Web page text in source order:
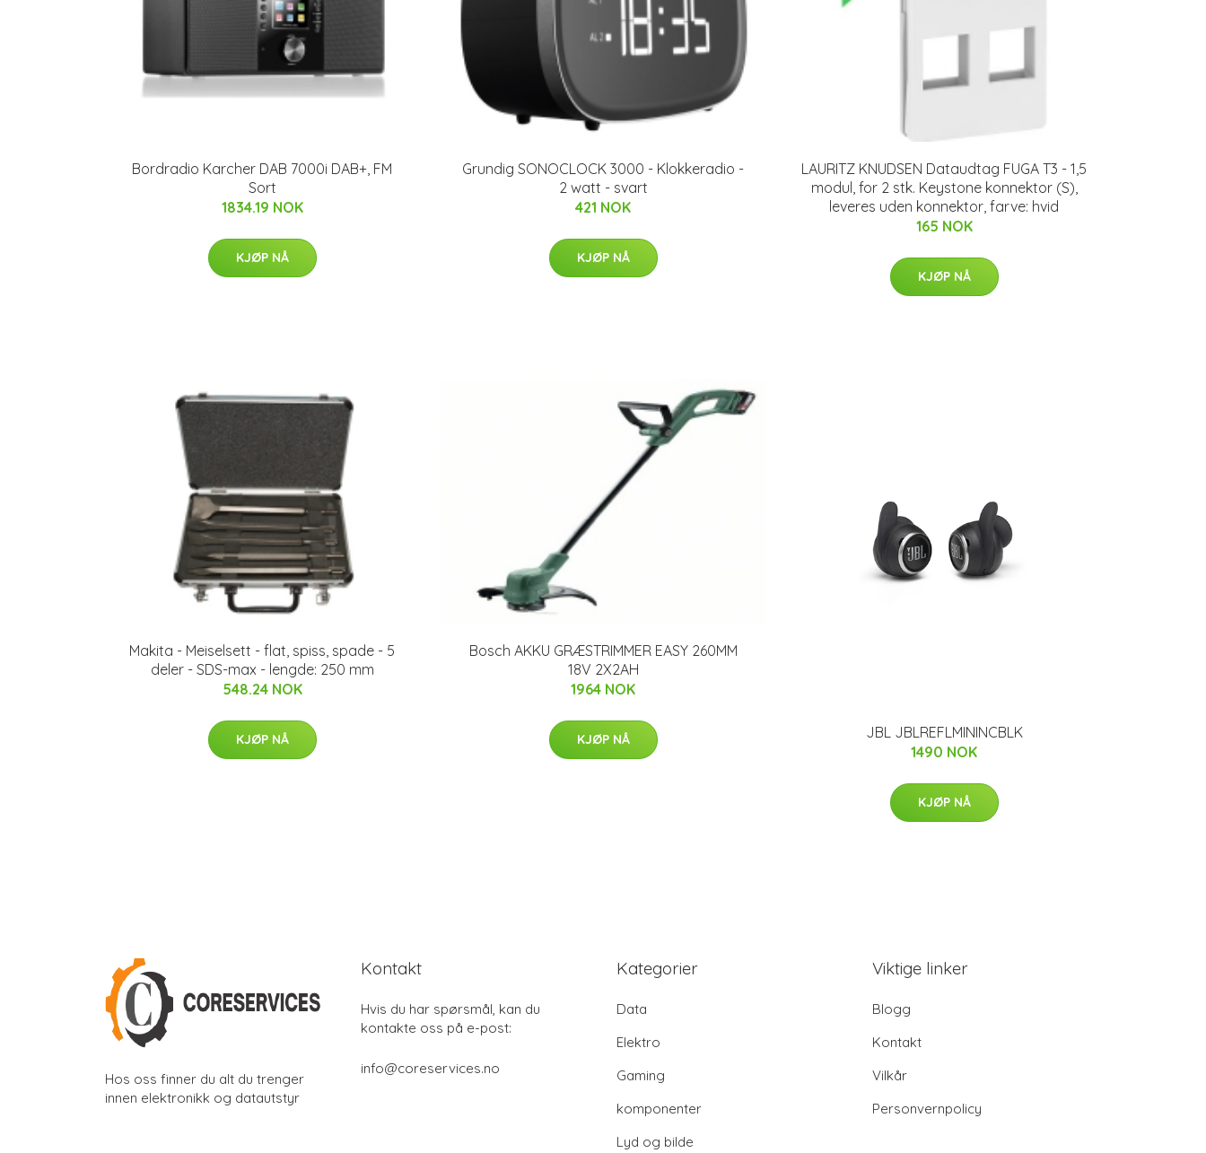
Bordradio Karcher DAB 7000i DAB+, FM
Sort
1834.19 NOK
KJØP NÅ
Grundig SONOCLOCK 3000 - Klokkeradio -
2 watt - svart
421 NOK
KJØP NÅ
LAURITZ KNUDSEN Dataudtag FUGA T3 - 1,5
modul, for 2 stk. Keystone konnektor (S),
leveres uden konnektor, farve: hvid
165 NOK
KJØP NÅ
Makita - Meiselsett - flat, spiss, spade - 5
deler - SDS-max - lengde: 250 mm
548.24 NOK
KJØP NÅ
Bosch AKKU GRÆSTRIMMER EASY 260MM
18V 2X2AH
1964 NOK
KJØP NÅ
JBL JBLREFLMININCBLK
1490 NOK
KJØP NÅ
Hos oss finner du alt du trenger
innen elektronikk og datautstyr
Kontakt
Hvis du har spørsmål, kan du
kontakte oss på e-post:
info@coreservices.no
Kategorier
Data
Elektro
Gaming
komponenter
Lyd og bilde
Viktige linker
Blogg
Kontakt
Vilkår
Personvernpolicy